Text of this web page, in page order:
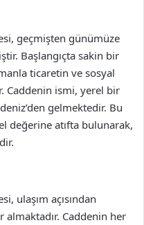
geçmişten günümüze
Başlangıçta sakin bir
ticaretin ve sosyal
Caddenin ismi, yerel bir
gelmektedir. Bu
değerine atıfta bulunarak,
ulaşım açısından
Caddenin her